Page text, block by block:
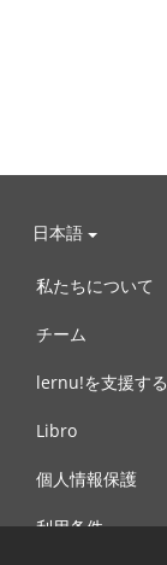
日本語
私たちについて
チーム
lernu!を支援する
Libro
個人情報保護
利用条件